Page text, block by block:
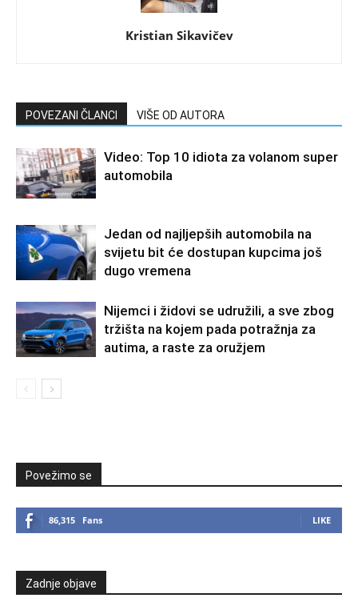
Kristian Sikavičev
POVEZANI ČLANCI VIŠE OD AUTORA
Video: Top 10 idiota za volanom super
automobila
Jedan od najljepših automobila na
svijetu bit će dostupan kupcima još
dugo vremena
Nijemci i židovi se udružili, a sve zbog
tržišta na kojem pada potražnja za
autima, a raste za oružjem
Povežimo se
86,315 Fans LIKE
Zadnje objave